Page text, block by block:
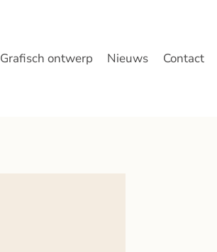
Grafisch ontwerp Nieuws Contact